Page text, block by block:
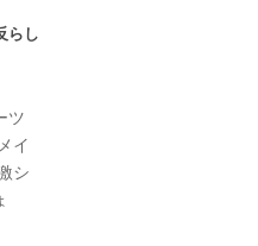
らし
ツ
イ
シ